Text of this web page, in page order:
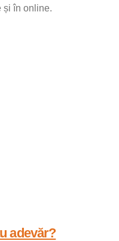
și în online.
adevăr?